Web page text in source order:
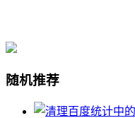
随机推荐